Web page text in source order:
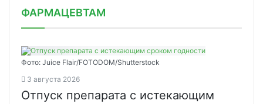
ФАРМАЦЕВТАМ
Фото: Juice Flair/FOTODOM/Shutterstoсk
3 августа 2026
Отпуск препарата с истекающим